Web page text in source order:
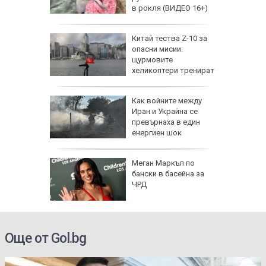
в рокля (ВИДЕО 16+)
Китай тества Z-10 за
опасни мисии:
щурмовите
хеликоптери тренират
Как войните между
Иран и Украйна се
превърнаха в един
енергиен шок
Меган Маркъл по
бански в басейна за
ЧРД
Още от Gol.bg